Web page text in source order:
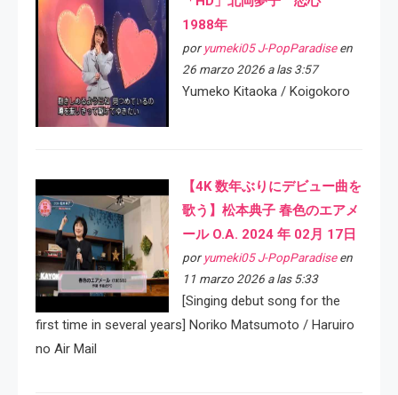
1988年
por yumeki05 J-PopParadiseen
26 marzo 2026 a las 3:57
Yumeko Kitaoka / Koigokoro
【4K 数年ぶりにデビュー曲を
歌う】松本典子 春色のエアメ
ール O.A. 2024 年 02月 17日
por yumeki05 J-PopParadiseen
11 marzo 2026 a las 5:33
[Singing debut song for the
first time in several years] Noriko Matsumoto / Haruiro
no Air Mail